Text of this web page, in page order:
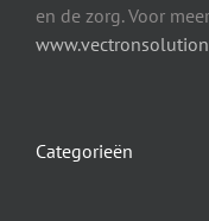
en de zorg. Voor
Categorieën